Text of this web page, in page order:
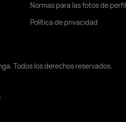
Normas para las fotos de perfil
Política de privacidad
Todos los derechos reservados.